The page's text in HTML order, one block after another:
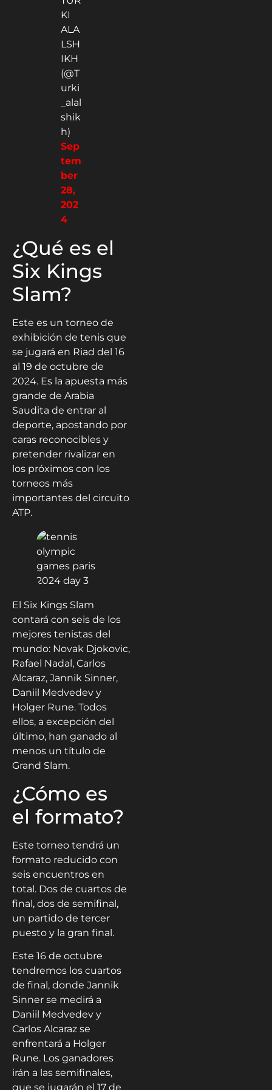
KI
ALA
LSH
IKH
(@T
urki
_alal
shik
h)
Sep
tem
ber
28,
202
4
¿Qué es el
Six Kings
Slam?
Este es un torneo de
exhibición de tenis que
se jugará en Riad del 16
al 19 de octubre de
2024. Es la apuesta más
grande de Arabia
Saudita de entrar al
deporte, apostando por
caras reconocibles y
pretender rivalizar en
los próximos con los
torneos más
importantes del circuito
ATP.
El Six Kings Slam
contará con seis de los
mejores tenistas del
mundo: Novak Djokovic,
Rafael Nadal, Carlos
Alcaraz, Jannik Sinner,
Daniil Medvedev y
Holger Rune. Todos
ellos, a excepción del
último, han ganado al
menos un título de
Grand Slam.
¿Cómo es
el formato?
Este torneo tendrá un
formato reducido con
seis encuentros en
total. Dos de cuartos de
final, dos de semifinal,
un partido de tercer
puesto y la gran final.
Este 16 de octubre
tendremos los cuartos
de final, donde Jannik
Sinner se medirá a
Daniil Medvedev y
Carlos Alcaraz se
enfrentará a Holger
Rune. Los ganadores
irán a las semifinales,
que se jugarán el 17 de